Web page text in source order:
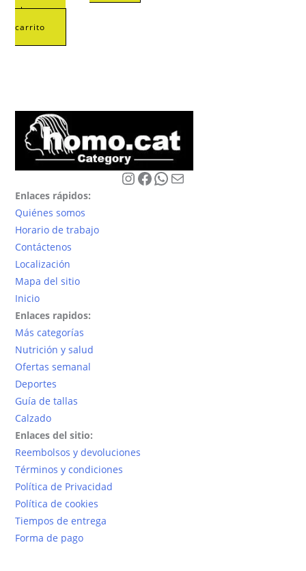
al
carrito
Instagram
Facebook
WhatsApp
Correo electrónico
Enlaces rápidos:
Quiénes somos
Horario de trabajo
Contáctenos
Localización
Mapa del sitio
Inicio
Enlaces rapidos:
Más categorías
Nutrición y salud
Ofertas semanal
Deportes
Guía de tallas
Calzado
Enlaces del sitio:
Reembolsos y devoluciones
Términos y condiciones
Política de Privacidad
Política de cookies
Tiempos de entrega
Forma de pago